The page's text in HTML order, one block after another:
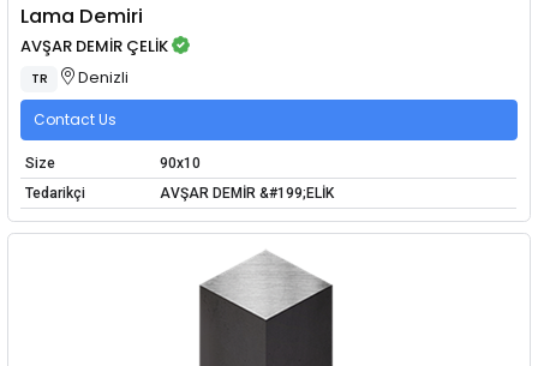
Lama Demiri
AVŞAR DEMİR ÇELİK
TR Denizli
Contact Us
Size
90x10
Tedarikçi
AVŞAR DEMİR &#199;ELİK